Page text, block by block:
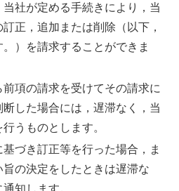
社が定める手続きにより，当
正，追加または削除（以下，
。）を請求することができま
項の請求を受けてその請求に
した場合には，遅滞なく，当
うものとします。
づき訂正等を行った場合，ま
の決定をしたときは遅滞な